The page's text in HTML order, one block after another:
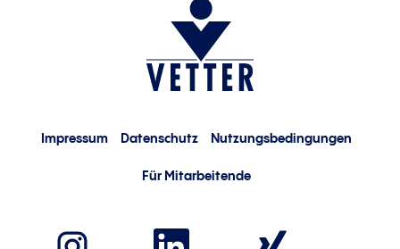
Impressum Datenschutz Nutzungsbedingungen
Für Mitarbeitende
W
W